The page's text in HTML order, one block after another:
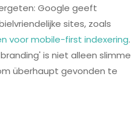
Google geeft
sites, zoals
voor mobile-first indexering.
is niet alleen slimme
überhaupt gevonden te